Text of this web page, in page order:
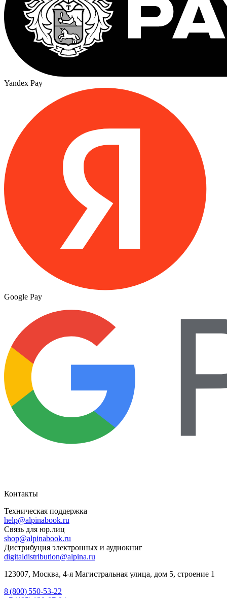
Yandex Pay
Google Pay
Контакты
Техническая поддержка
help@alpinabook.ru
Связь для юр.лиц
shop@alpinabook.ru
Дистрибуция электронных и аудиокниг
digitaldistribution@alpina.ru
123007, Москва, 4-я Магистральная улица, дом 5, строение 1
8 (800) 550-53-22